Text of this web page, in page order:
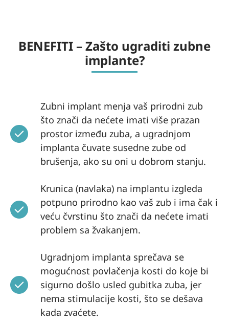
BENEFITI – Zašto ugraditi zubne
implante?
Zubni implant menja vaš prirodni zub
što znači da nećete imati više prazan
prostor između zuba, a ugradnjom
implanta čuvate susedne zube od
brušenja, ako su oni u dobrom stanju.
Krunica (navlaka) na implantu izgleda
potpuno prirodno kao vaš zub i ima čak i
veću čvrstinu što znači da nećete imati
problem sa žvakanjem.
Ugradnjom implanta sprečava se
mogućnost povlačenja kosti do koje bi
sigurno došlo usled gubitka zuba, jer
nema stimulacije kosti, što se dešava
kada zvaćete.